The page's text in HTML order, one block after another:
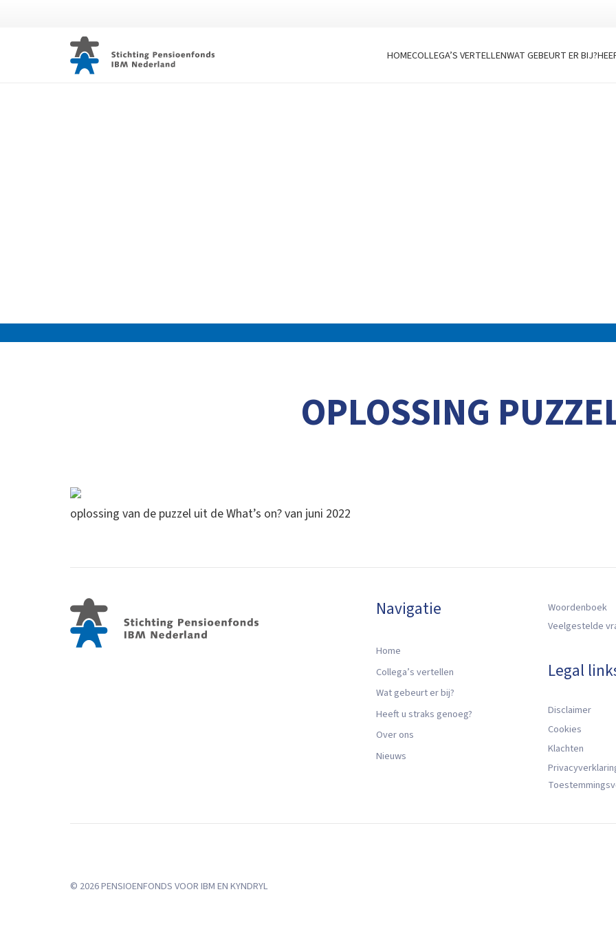
HOMECOLLEGA’S VERTELLENWAT GEBEURT ER BIJ?
OPLOSSING
oplossing van de puzzel uit de What’s on? van juni 2022
Navigatie
Home
Collega’s vertellen
Wat gebeurt er bij?
Heeft u straks genoeg?
Over ons
Nieuws
Woordenboek
Veelgestelde
Legal
Disclaimer
Cookies
Klachten
© 2026 PENSIOENFONDS VOORIBMENKYNDRYL